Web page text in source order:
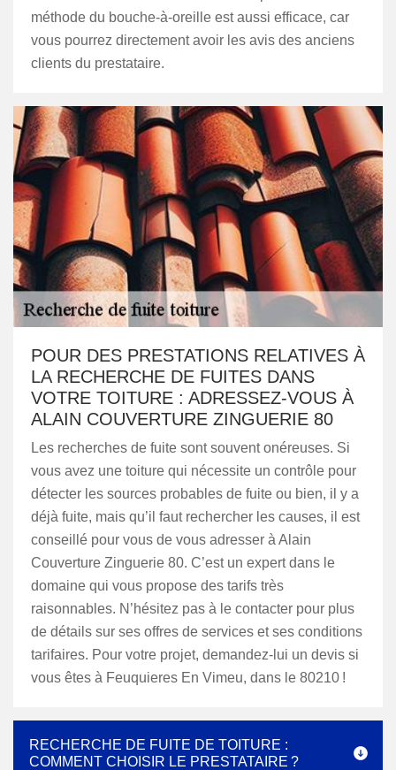
méthode du bouche-à-oreille est aussi efficace, car
vous pourrez directement avoir les avis des anciens
clients du prestataire.
POUR DES PRESTATIONS RELATIVES À
LA RECHERCHE DE FUITES DANS
VOTRE TOITURE : ADRESSEZ-VOUS À
ALAIN COUVERTURE ZINGUERIE 80
Les recherches de fuite sont souvent onéreuses. Si
vous avez une toiture qui nécessite un contrôle pour
détecter les sources probables de fuite ou bien, il y a
déjà fuite, mais qu’il faut rechercher les causes, il est
conseillé pour vous de vous adresser à Alain
Couverture Zinguerie 80. C’est un expert dans le
domaine qui vous propose des tarifs très
raisonnables. N’hésitez pas à le contacter pour plus
de détails sur ses offres de services et ses conditions
tarifaires. Pour votre projet, demandez-lui un devis si
vous êtes à Feuquieres En Vimeu, dans le 80210 !
RECHERCHE DE FUITE DE TOITURE :
COMMENT CHOISIR LE PRESTATAIRE ?